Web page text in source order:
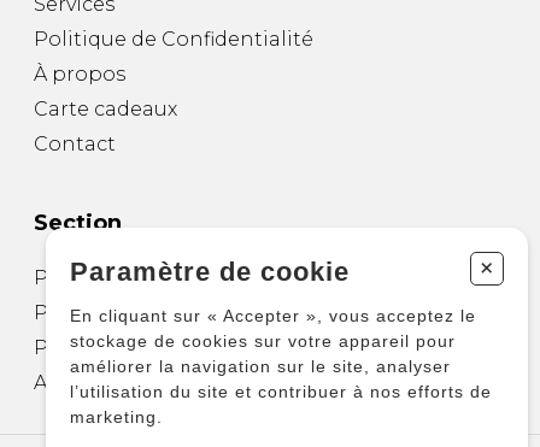
Politique de Confidentialité
À propos
Carte cadeaux
Contact
Section
Partitions pour guitare
Partitions pour autres instruments
Partitions pour ensembles
Autres produits
Paramètre de cookie +
En cliquant sur « Accepter », vous acceptez le
stockage de cookies sur votre appareil pour
améliorer la navigation sur le site, analyser
l’utilisation du site et contribuer à nos efforts de
marketing.